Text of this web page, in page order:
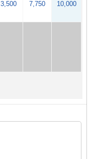
3,500
7,750
10,000